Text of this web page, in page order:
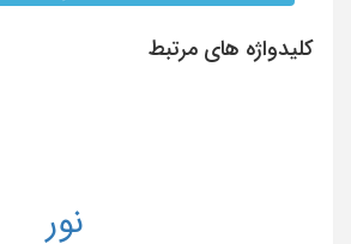
کلیدواژه های مرتبط
نور